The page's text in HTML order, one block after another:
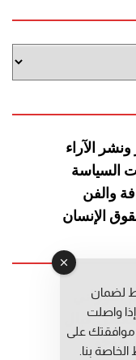
ونشر الآراء
السياسة
والفن
الإنسان
قبال
حوحو
لضمان
واصلت
على
بنا.